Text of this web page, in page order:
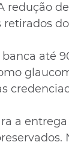
retirados
até
a